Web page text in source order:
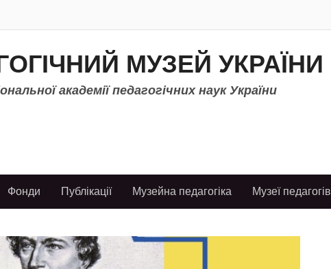
МУЗЕЙ УКРАЇНИ
академії педагогічних наук України
Фонди Публікації Музейна педагогіка Музеї педагогів